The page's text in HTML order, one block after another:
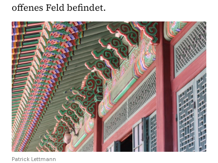
offenes Feld befindet.
Patrick Lettmann